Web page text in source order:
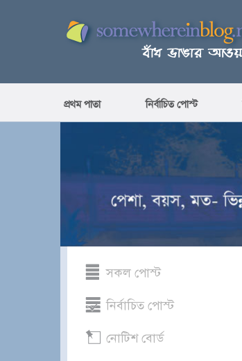
প্রথম পাতা নির্বাচিত পোস্ট
সকল পোস্ট
নির্বাচিত পোস্ট
নোটিশ বোর্ড